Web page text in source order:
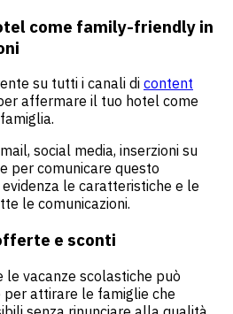
come family-friendly in
su tutti i canali di content
affermare il tuo hotel come
social media, inserzioni su
per comunicare questo
le caratteristiche e le
le comunicazioni.
e sconti
vacanze scolastiche può
attirare le famiglie che